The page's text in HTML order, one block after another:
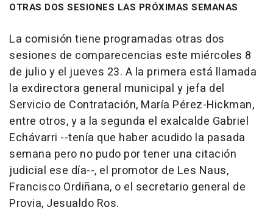
OTRAS DOS SESIONES LAS PRÓXIMAS SEMANAS
La comisión tiene programadas otras dos
sesiones de comparecencias este miércoles 8
de julio y el jueves 23. A la primera está llamada
la exdirectora general municipal y jefa del
Servicio de Contratación, María Pérez-Hickman,
entre otros, y a la segunda el exalcalde Gabriel
Echávarri --tenía que haber acudido la pasada
semana pero no pudo por tener una citación
judicial ese día--, el promotor de Les Naus,
Francisco Ordiñana, o el secretario general de
Provia, Jesualdo Ros.